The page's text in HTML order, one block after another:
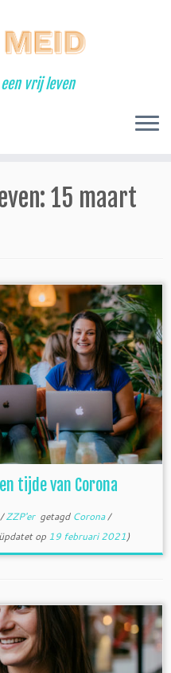
vrij leven
15 maart
tijde van Corona
/ZZP'er getagd Corona/
op 19 februari 2021)